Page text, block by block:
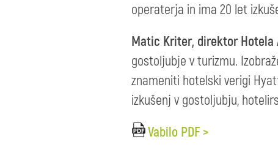
operaterja in ima 20 let
Matic Kriter, direktor Hotela
gostoljubje v turizmu.
znameniti hotelski verigi
izkušenj v gostoljubju,
Vabilo PDF >